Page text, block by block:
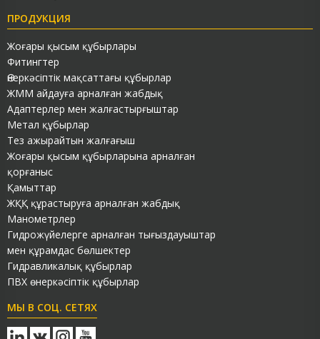
ПРОДУКЦИЯ
Жоғары қысым құбырлары
Фитингтер
Өнеркәсіптік мақсаттағы құбырлар
ЖММ айдауға арналған жабдық
Адаптерлер мен жалғастырғыштар
Метал құбырлар
Тез ажырайтын жалғағыш
Жоғары қысым құбырларына арналған
қорғаныс
Қамыттар
ЖҚҚ құрастыруға арналған жабдық
Манометрлер
Гидрожүйелерге арналған тығыздауыштар
мен құрамдас бөлшектер
Гидравликалық құбырлар
ПВХ өнеркәсіптік құбырлар
МЫ В СОЦ. СЕТЯХ